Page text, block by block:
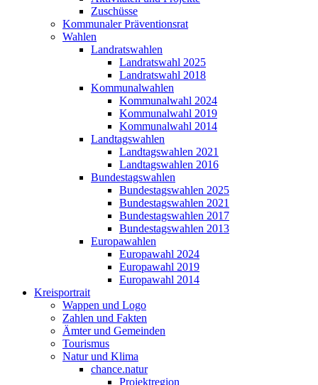
Zuschüsse
Kommunaler Präventionsrat
Wahlen
Landratswahlen
Landratswahl 2025
Landratswahl 2018
Kommunalwahlen
Kommunalwahl 2024
Kommunalwahl 2019
Kommunalwahl 2014
Landtagswahlen
Landtagswahlen 2021
Landtagswahlen 2016
Bundestagswahlen
Bundestagswahlen 2025
Bundestagswahlen 2021
Bundestagswahlen 2017
Bundestagswahlen 2013
Europawahlen
Europawahl 2024
Europawahl 2019
Europawahl 2014
Kreisportrait
Wappen und Logo
Zahlen und Fakten
Ämter und Gemeinden
Tourismus
Natur und Klima
chance.natur
Projektregion